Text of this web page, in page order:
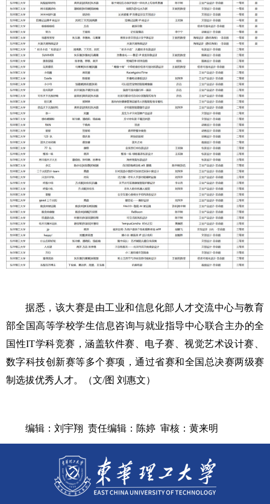
据悉，该大赛是由工业和信息化部人才交流中心与教育
部全国高等学校学生信息咨询与就业指导中心联合主办的全
国性IT学科竞赛，涵盖软件赛、电子赛、视觉艺术设计赛、
数字科技创新赛等多个赛项，通过省赛和全国总决赛两级赛
制选拔优秀人才。
（文/图 刘惠文）
编辑：刘宇翔 责任编辑：陈婷 审核：黄来明